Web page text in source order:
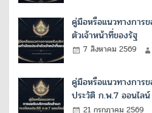
คู่มือหรือแนวทางการ
ตัวเจ้าหน้าที่ของรัฐ
7 สิงหาคม 2569
คู่มือหรือแนวทางการ
ประวัติ ก.พ.7 ออนไลน์
21 กรกฎาคม 2569